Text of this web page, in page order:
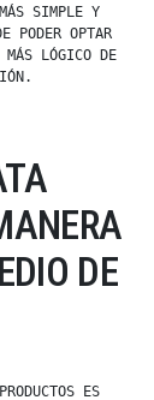
SIMPLE Y
PODER OPTAR
LÓGICO DE
DE
ES